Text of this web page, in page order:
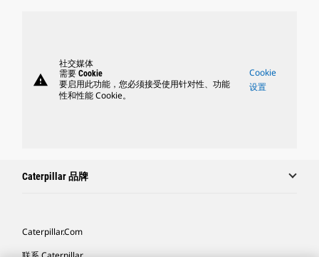
warning
社交媒体
需要 Cookie
要启用此功能，您必须接受使用针对性、功能
性和性能 Cookie。
Cookie
设置
Caterpillar 品牌
Caterpillar.com